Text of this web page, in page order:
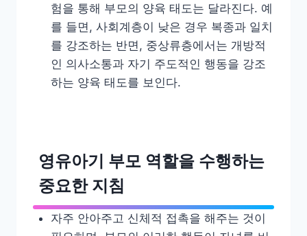
험을 통해 부모의 양육 태도는 달라진다. 예
를 들면 , 사회계층이 낮은 경우 복종과 일치
를 강조하는 반면 , 중상류층에서는 개방적
인 의사소통과 자기 주도적인 행동을 강조
하는 양육 태도를 보인다.
영유아기 부모 역할을 수행하는
중요한 지침
자주 안아주고 신체적 접촉을 해주는 것이